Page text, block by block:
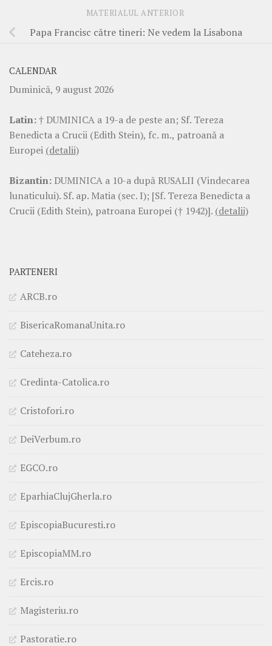
MATERIALUL ANTERIOR
Papa Francisc către tineri: Ne vedem la Lisabona
CALENDAR
Duminică, 9 august 2026
Latin:† DUMINICA a 19-a de peste an; Sf. Tereza
Benedicta a Crucii (Edith Stein), fc. m., patroană a
Europei (detalii)
Bizantin: DUMINICA a 10-a după RUSALII (Vindecarea
lunaticului). Sf. ap. Matia (sec. I); [Sf. Tereza Benedicta a
Crucii (Edith Stein), patroana Europei († 1942)]. (detalii)
PARTENERI
ARCB.ro
BisericaRomanaUnita.ro
Cateheza.ro
Credinta-Catolica.ro
Cristofori.ro
DeiVerbum.ro
EGCO.ro
EparhiaClujGherla.ro
EpiscopiaBucuresti.ro
EpiscopiaMM.ro
Ercis.ro
Magisteriu.ro
Pastoratie.ro